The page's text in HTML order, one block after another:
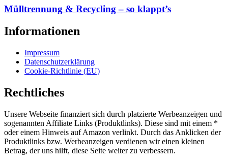
Mülltrennung & Recycling – so klappt’s
Informationen
Impressum
Datenschutzerklärung
Cookie-Richtlinie (EU)
Rechtliches
Unsere Webseite finanziert sich durch platzierte Werbeanzeigen und
sogenannten Affiliate Links (Produktlinks). Diese sind mit einem *
oder einem Hinweis auf Amazon verlinkt. Durch das Anklicken der
Produktlinks bzw. Werbeanzeigen verdienen wir einen kleinen
Betrag, der uns hilft, diese Seite weiter zu verbessern.